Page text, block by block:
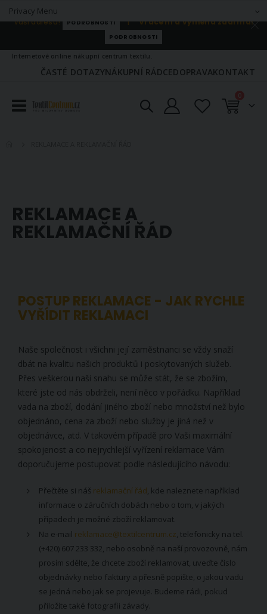
Jen u násDOPRAVA ZDARMA nad 500 Kč!
Vaši adresu!
PODROBNOSTI |Vrácení a výměna zdarma!
PODROBNOSTI
Internetové online nákupní centrum textilu.
ČASTÉ DOTAZYNÁKUPNÍ RÁDCEDOPRAVAKONTAKT
Košík
0položky
REKLAMACE A
REKLAMAČNÍ ŘÁD
Privacy Menu
POSTUP REKLAMACE - JAK RYCHLE
VYŘÍDIT REKLAMACI
Naše společnost i všichni její zaměstnanci se vždy snaží
dbát na kvalitu našich produktů i poskytovaných služeb.
Přes veškerou naši snahu se může stát, že se zbožím,
které jste od nás obdrželi, není něco v pořádku. Například
vada na zboží, dodání jiného zboží nebo množství než bylo
objednáno, cena za zboží nebo služby je jiná než v
objednávce, atd. V takovém případě pro Vaši maximální
spokojenost a co nejrychlejší vyřízení reklamace Vám
doporučujeme postupovat podle následujícího návodu:
Přečtěte si náš reklamační řád, kde naleznete například
informace o záručních dobách nebo o tom, v jakých
případech je možné zboží reklamovat.
Na e-mail reklamace@textilcentrum.cz, telefonicky na tel.
(+420) 607 233 332, nebo osobně na naší provozovně, nám
prosím sdělte, že chcete zboží reklamovat, uveďte číslo
objednávky nebo faktury a přesně popište, o jakou vadu
se jedná nebo jak se projevuje. Budeme rádi, pokud
přiložíte také fotografii závady.